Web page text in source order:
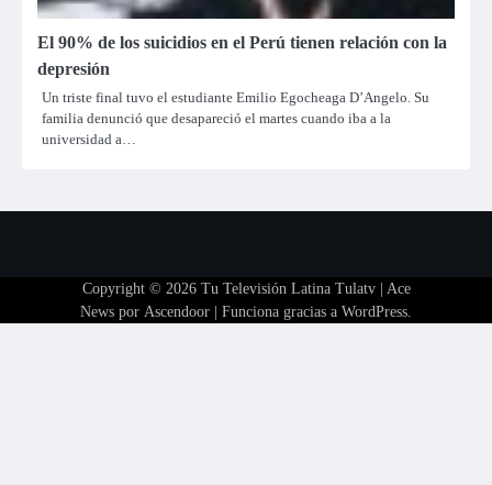
El 90% de los suicidios en el Perú tienen relación con la
depresión
Un triste final tuvo el estudiante Emilio Egocheaga D’Angelo. Su
familia denunció que desapareció el martes cuando iba a la
universidad a…
Copyright © 2026 Tu Televisión Latina Tulatv| Ace
News por Ascendoor | Funciona gracias a WordPress.